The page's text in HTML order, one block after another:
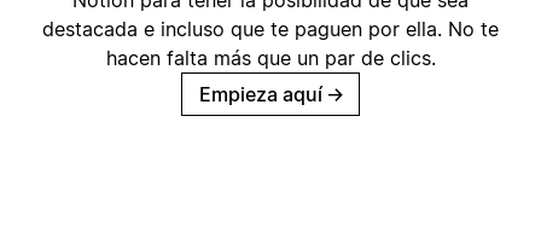
destacada e incluso que te paguen por ella. No te
hacen falta más que un par de clics.
Empieza aquí →